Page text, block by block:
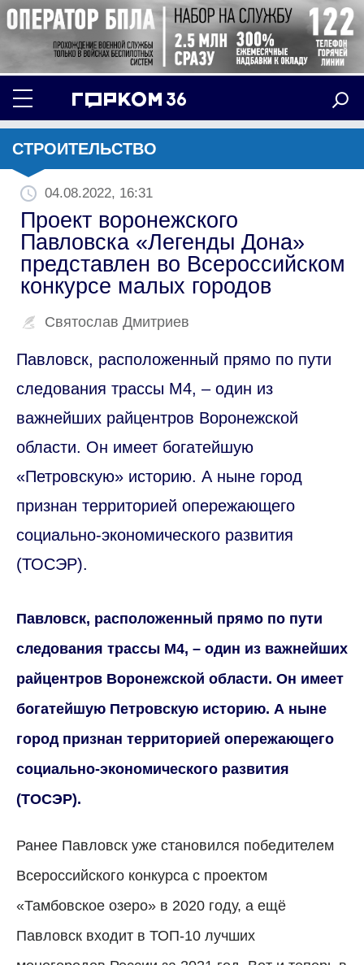
СТРОИТЕЛЬСТВО
04.08.2022, 16:31
Проект воронежского
Павловска «Легенды Дона»
представлен во Всероссийском
конкурсе малых городов
Святослав Дмитриев
Павловск, расположенный прямо по пути
следования трассы М4, – один из
важнейших райцентров Воронежской
области. Он имеет богатейшую
«Петровскую» историю. А ныне город
признан территорией опережающего
социально-экономического развития
(ТОСЭР).
Павловск, расположенный прямо по пути
следования трассы М4, – один из важнейших
райцентров Воронежской области. Он имеет
богатейшую Петровскую историю. А ныне
город признан территорией опережающего
социально-экономического развития
(ТОСЭР).
Ранее Павловск уже становился победителем
Всероссийского конкурса с проектом
«Тамбовское озеро» в 2020 году, а ещё
Павловск входит в ТОП-10 лучших